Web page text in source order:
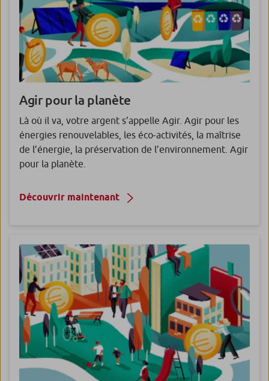
Agir pour la planète
Là où il va, votre argent s’appelle Agir. Agir pour les
énergies renouvelables, les éco-activités, la maîtrise
de l’énergie, la préservation de l’environnement. Agir
pour la planète.
Découvrir maintenant